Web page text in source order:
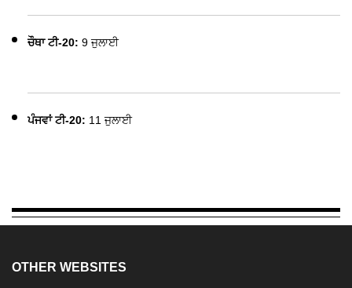
ਚੌਥਾ ਟੀ-20: 9 ਜੁਲਾਈ
ਪੰਜਵਾਂ ਟੀ-20: 11 ਜੁਲਾਈ
OTHER WEBSITES